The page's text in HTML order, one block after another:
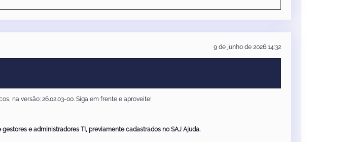
9 de junho de 2026 14:32
na versão: 26.02.03-00. Siga em frente e aproveite!
gestores e administradores TI, previamente cadastrados no SAJ Ajuda.